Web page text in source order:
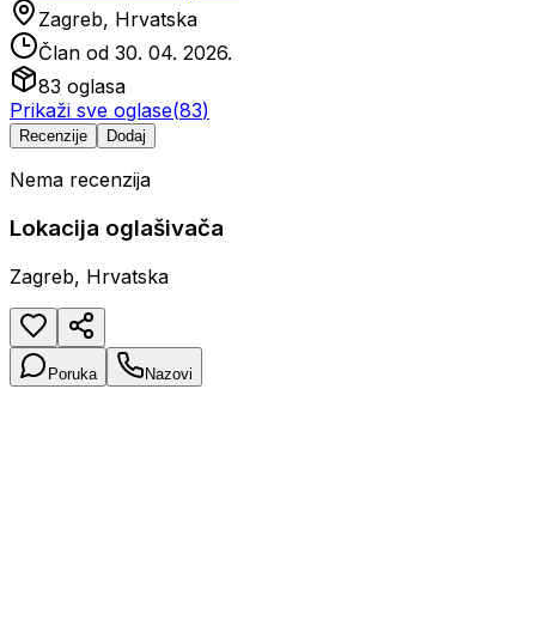
Zagreb, Hrvatska
Član od 30. 04. 2026.
83 oglasa
Prikaži sve oglase(83)
Recenzije Dodaj
Nema recenzija
Lokacija oglašivača
Zagreb, Hrvatska
Poruka Nazovi